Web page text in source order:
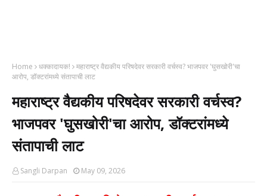
Home धक्कादायक!
महाराष्ट्र वैद्यकीय परिषदेवर सरकारी वर्चस्व? भाजपवर 'घुसखोरी'चा
आरोप, डॉक्टरांमध्ये संतापाची लाट
महाराष्ट्र वैद्यकीय परिषदेवर सरकारी वर्चस्व?
भाजपवर 'घुसखोरी'चा आरोप, डॉक्टरांमध्ये
संतापाची लाट
Sangli Darpan May 09, 2026